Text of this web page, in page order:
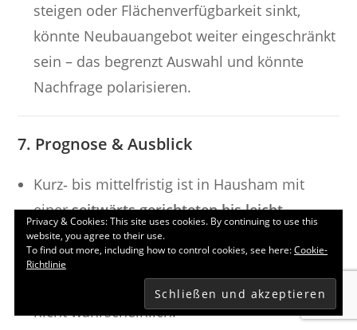
steigen oder Flächenverfügbarkeit sinkt,
könnte Neubauangebot weiter eingeschränkt
sein – das begrenzt Auswahl und könnte
Nachfrage polarisieren.
7. Prognose & Ausblick
Kurz‑ bis mittelfristig ist in Hausham mit
einerseitwärts gerichteten bis leicht
positiven Preisentwicklung
Preisniveau bleibt auf relativ hohem Niveau,
starke Preissprünge nach oben sind zurzeit
nicht wahrscheinlich.
Privacy & Cookies: This site uses cookies. By continuing to use this
website, you agree to their use.
To find out more, including how to control cookies, see here:Cookie-
Richtlinie